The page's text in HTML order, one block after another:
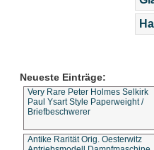
Neueste Einträge:
Very Rare Peter Holmes Selkirk
Paul Ysart Style Paperweight /
Briefbeschwerer
Antike Rarität Orig. Oesterwitz